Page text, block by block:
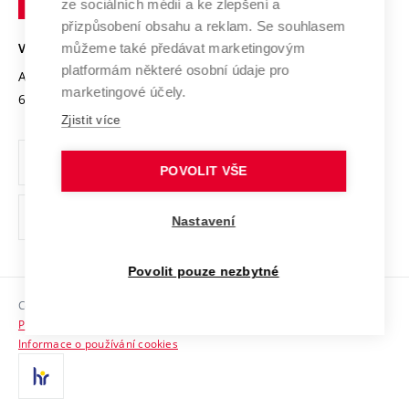
Open Science
Projekty
Projekty ze strukturálních fondů
Specifický výzkum
Univerzitní sítě
Bezpečná univerzita
Vyznamenání
Organizační struktura
Ochrana osobních údajů
odkaz)
Sociální bezpečí
HR Award
Kontakty
VYSOKÉ UČENÍ TECHNICKÉ V BRNĚ
Antonínská 548/1
602 00 Brno
www.vut.cz
vut@vutbr.cz
Copyright © 2026 VUT
Prohlášení o přístupnosti
Informace o používání cookies
ze sociálních médií a ke zlepšení a
přizpůsobení obsahu a reklam. Se souhlasem
můžeme také předávat marketingovým
platformám některé osobní údaje pro
marketingové účely.
Zjistit více
POVOLIT VŠE
Nastavení
Povolit pouze nezbytné